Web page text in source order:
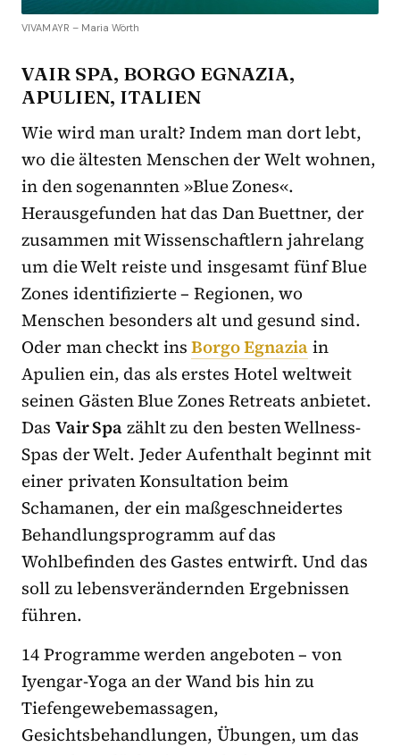
VIVAMAYR – Maria Wörth
VAIR SPA, BORGO EGNAZIA,
APULIEN, ITALIEN
Wie wird man uralt? Indem man dort lebt,
wo die ältesten Menschen der Welt wohnen,
in den sogenannten »Blue Zones«.
Herausgefunden hat das Dan Buettner, der
zusammen mit Wissenschaftlern jahrelang
um die Welt reiste und insgesamt fünf Blue
Zones identifizierte – Regionen, wo
Menschen besonders alt und gesund sind.
Oder man checkt insBorgo Egnaziain
Apulien ein, das als erstes Hotel weltweit
seinen Gästen Blue Zones Retreats anbietet.
Das Vair Spazählt zu den besten Wellness-
Spas der Welt. Jeder Aufenthalt beginnt mit
einer privaten Konsultation beim
Schamanen, der ein maßgeschneidertes
Behandlungsprogramm auf das
Wohlbefinden des Gastes entwirft. Und das
soll zu lebensverändernden Ergebnissen
führen.
14 Programme werden angeboten – von
Iyengar-Yoga an der Wand bis hin zu
Tiefengewebemassagen,
Gesichtsbehandlungen, Übungen, um das